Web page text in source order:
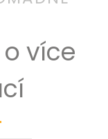
více